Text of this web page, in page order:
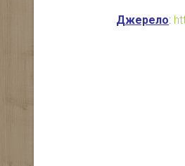
Джерело: